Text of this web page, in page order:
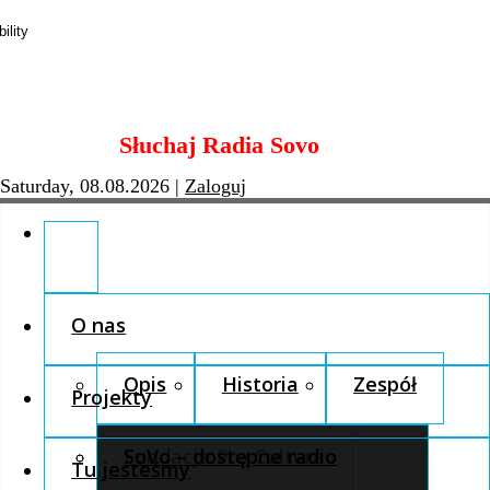
content
Słuchaj Radia Sovo
Saturday, 08.08.2026 | Zaloguj
O nas
Opis Historia Zespół
Fundacja Pro Cultura
Projekty
SoVo – dostępne radio
Tu jesteśmy